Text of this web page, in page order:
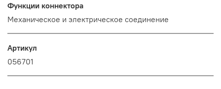
Функции коннектора
Механическое и электрическое соединение
Артикул
056701